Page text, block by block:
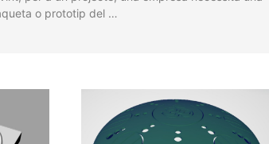
o prototip del …
3D
Modelatge 3D i impressió